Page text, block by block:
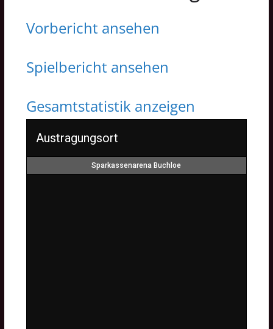
Vorbericht ansehen
Spielbericht ansehen
Gesamtstatistik anzeigen
Austragungsort
Sparkassenarena Buchloe